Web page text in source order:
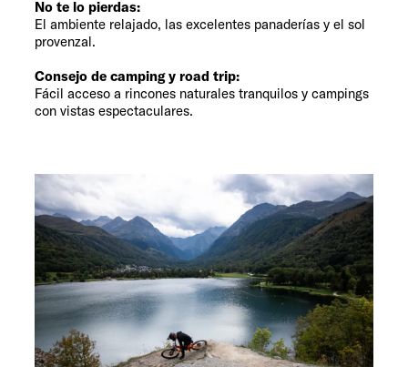
No te lo pierdas:
El ambiente relajado, las excelentes panaderías y el sol
provenzal.
Consejo de camping y road trip:
Fácil acceso a rincones naturales tranquilos y campings
con vistas espectaculares.